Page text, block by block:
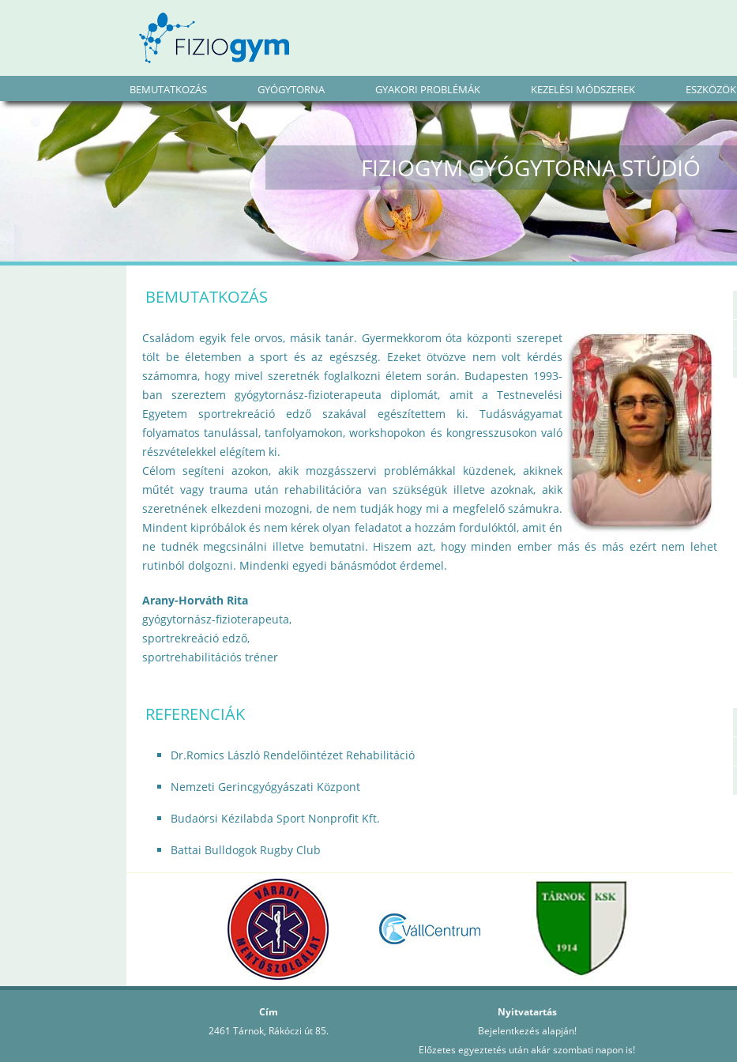
BEMUTATKOZÁS GYÓGYTORNA GYAKORI PROBLÉMÁK KEZELÉSI MÓDSZEREK ESZKÖZÖK
FIZIOGYM GYÓGYTORNA STÚDIÓ
BEMUTATKOZÁS
Családom egyik fele orvos, másik tanár. Gyermekkorom óta központi szerepet
tölt be életemben a sport és az egészség. Ezeket ötvözve nem volt kérdés
számomra, hogy mivel szeretnék foglalkozni életem során. Budapesten 1993-
ban szereztem gyógytornász-fizioterapeuta diplomát, amit a Testnevelési
Egyetem sportrekreáció edző szakával egészítettem ki. Tudásvágyamat
folyamatos tanulással, tanfolyamokon, workshopokon és kongresszusokon való
részvételekkel elégítem ki.
Célom segíteni azokon, akik mozgásszervi problémákkal küzdenek, akiknek
műtét vagy trauma után rehabilitációra van szükségük illetve azoknak, akik
szeretnének elkezdeni mozogni, de nem tudják hogy mi a megfelelő számukra.
Mindent kipróbálok és nem kérek olyan feladatot a hozzám fordulóktól, amit én
ne tudnék megcsinálni illetve bemutatni. Hiszem azt, hogy minden ember más és más ezért nem lehet
rutinból dolgozni. Mindenki egyedi bánásmódot érdemel.
Arany-Horváth Rita
gyógytornász-fizioterapeuta,
sportrekreáció edző,
sportrehabilitációs tréner
REFERENCIÁK
Dr.Romics László Rendelőintézet Rehabilitáció
Nemzeti Gerincgyógyászati Központ
Budaörsi Kézilabda Sport Nonprofit Kft.
Battai Bulldogok Rugby Club
Cím
2461 Tárnok, Rákóczi út 85.
Nyitvatartás
Bejelentkezés alapján!
Előzetes egyeztetés után akár szombati napon is!